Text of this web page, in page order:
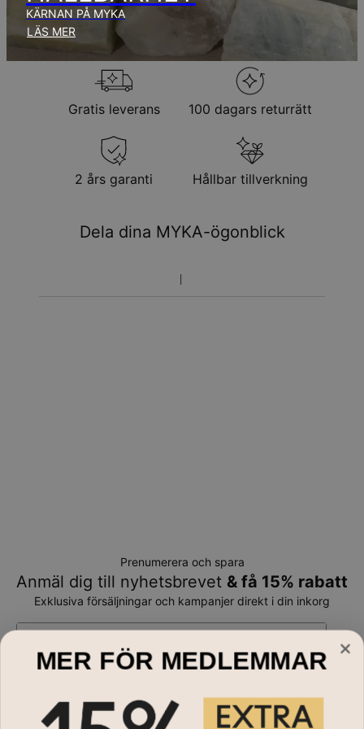
Returpolicy
Observera att personliga smycken är unika och endast kan
returneras för utbyte eller butikskredit
KÄRNAN PÅ MYKA
LÄS MER
Gratis leverans 100 dagars returrätt
2 års garanti Hållbar tillverkning
Dela dina MYKA-ögonblick
Prenumerera och spara
Anmäl dig till nyhetsbrevet & få 15% rabatt
Exklusiva försäljningar och kampanjer direkt i din inkorg
MER FÖR MEDLEMMAR